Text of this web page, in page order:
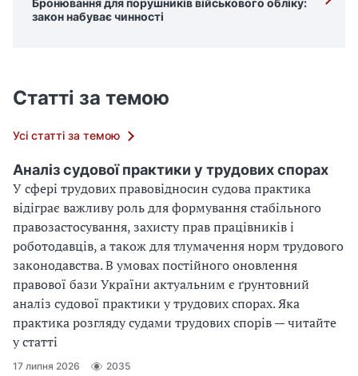
Бронювання для порушників військового обліку:
закон набуває чинності
Статті за темою
Усі статті за темою
Аналіз судової практики у трудових спорах
У сфері трудових правовідносин судова практика
відіграє важливу роль для формування стабільного
правозастосування, захисту прав працівників і
роботодавців, а також для тлумачення норм трудового
законодавства. В умовах постійного оновлення
правової бази України актуальним є ґрунтовний
аналіз судової практики у трудових спорах. Яка
практика розгляду судами трудових спорів — читайте
у статті
17 липня 2026 2035